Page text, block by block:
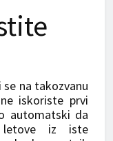
na takozvanu
iskoriste prvi
automatski da
letove iz iste